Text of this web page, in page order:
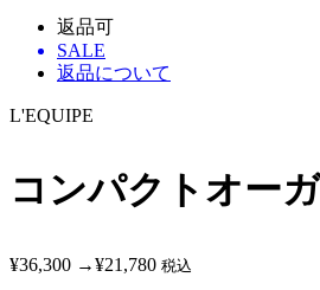
返品可
SALE
返品について
L'EQUIPE
コンパクトオー
¥36,300 →¥21,780 税込